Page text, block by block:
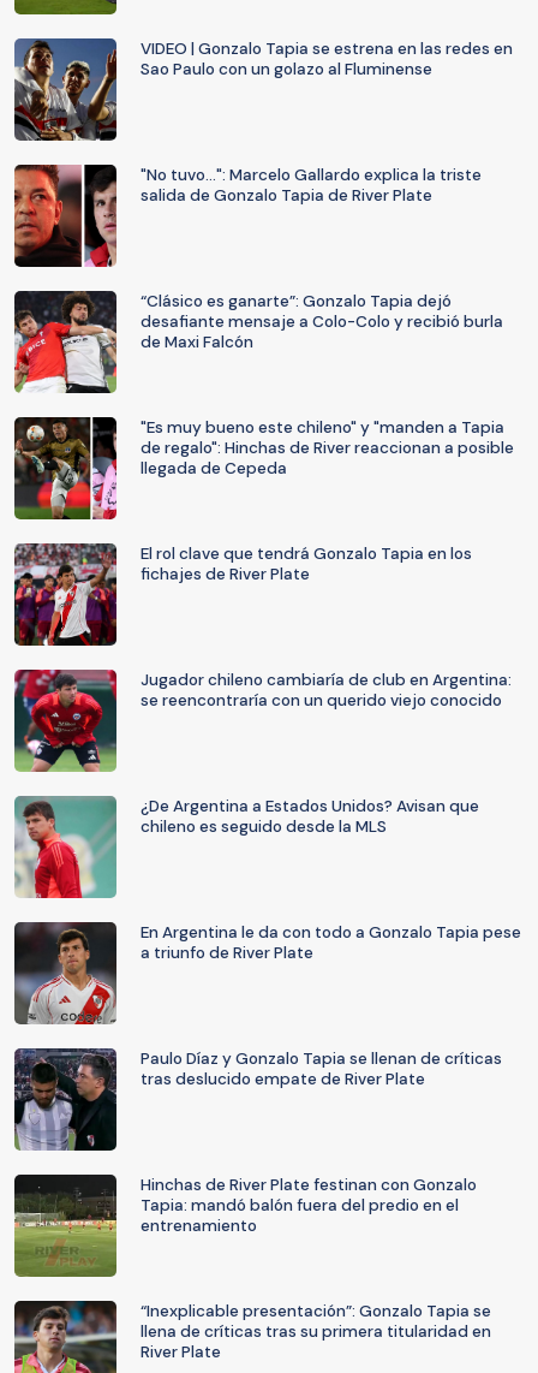
VIDEO | Gonzalo Tapia se estrena en las redes en
Sao Paulo con un golazo al Fluminense
"No tuvo...": Marcelo Gallardo explica la triste
salida de Gonzalo Tapia de River Plate
“Clásico es ganarte”: Gonzalo Tapia dejó
desafiante mensaje a Colo-Colo y recibió burla
de Maxi Falcón
"Es muy bueno este chileno" y "manden a Tapia
de regalo": Hinchas de River reaccionan a posible
llegada de Cepeda
El rol clave que tendrá Gonzalo Tapia en los
fichajes de River Plate
Jugador chileno cambiaría de club en Argentina:
se reencontraría con un querido viejo conocido
¿De Argentina a Estados Unidos? Avisan que
chileno es seguido desde la MLS
En Argentina le da con todo a Gonzalo Tapia pese
a triunfo de River Plate
Paulo Díaz y Gonzalo Tapia se llenan de críticas
tras deslucido empate de River Plate
Hinchas de River Plate festinan con Gonzalo
Tapia: mandó balón fuera del predio en el
entrenamiento
“Inexplicable presentación”: Gonzalo Tapia se
llena de críticas tras su primera titularidad en
River Plate